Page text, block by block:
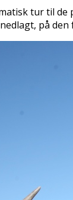
tur til
på